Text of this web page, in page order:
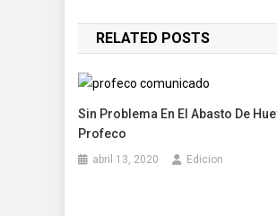
de
entradas
RELATED POSTS
Sin Problema En El Abasto De
Profeco
abril 13, 2020 Edicion